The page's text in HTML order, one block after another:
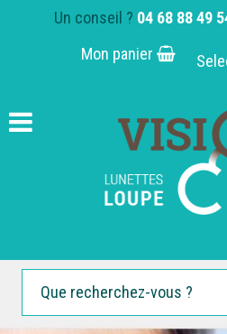
Un conseil ? 04 68 88 49
Mon panier